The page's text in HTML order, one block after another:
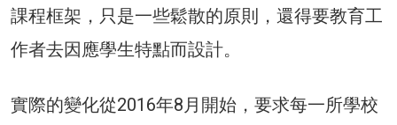
課程框架，只是一些鬆散的原則，還得要教育工
作者去因應學生特點而設計。
實際的變化從2016年8月開始，要求每一所學校